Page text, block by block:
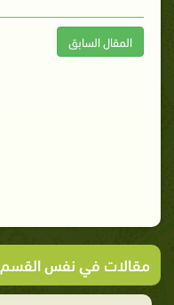
المقال السابق
مقالات في نفس القسم